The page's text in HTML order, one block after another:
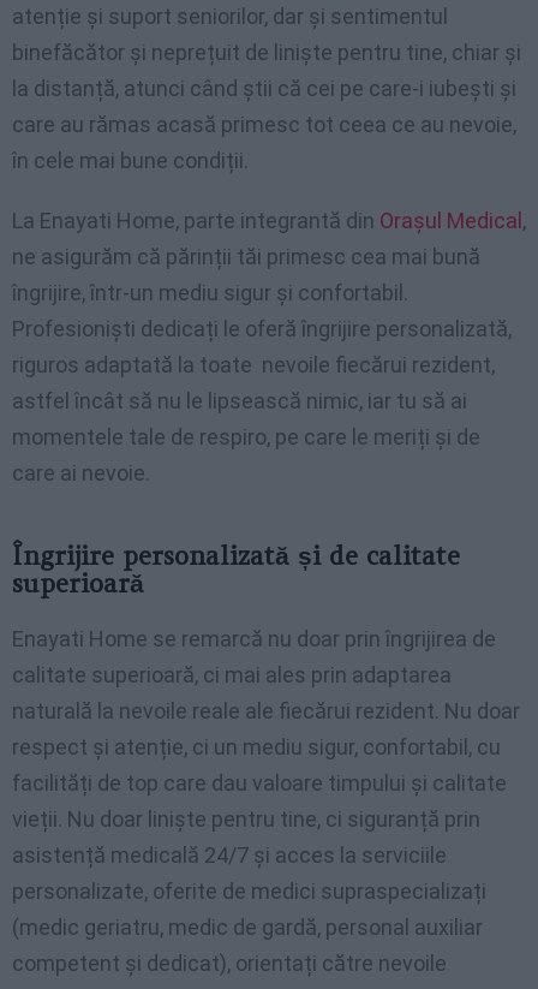
atenție și suport seniorilor, dar și sentimentul
binefăcător și neprețuit de liniște pentru tine, chiar și
la distanță, atunci când știi că cei pe care-i iubești și
care au rămas acasă primesc tot ceea ce au nevoie,
în cele mai bune condiții.
La Enayati Home, parte integrantă din Orașul Medical ,
ne asigurăm că părinții tăi primesc cea mai bună
îngrijire, într-un mediu sigur și confortabil.
Profesioniști dedicați le oferă îngrijire personalizată,
riguros adaptată la toate nevoile fiecărui rezident,
astfel încât să nu le lipsească nimic, iar tu să ai
momentele tale de respiro, pe care le meriți și de
care ai nevoie.
Îngrijire personalizată și de calitate
superioară
Enayati Home se remarcă nu doar prin îngrijirea de
calitate superioară, ci mai ales prin adaptarea
naturală la nevoile reale ale fiecărui rezident. Nu doar
respect și atenție, ci un mediu sigur, confortabil, cu
facilități de top care dau valoare timpului și calitate
vieții. Nu doar liniște pentru tine, ci siguranță prin
asistență medicală 24/7 și acces la serviciile
personalizate, oferite de medici supraspecializați
(medic geriatru, medic de gardă, personal auxiliar
competent și dedicat), orientați către nevoile